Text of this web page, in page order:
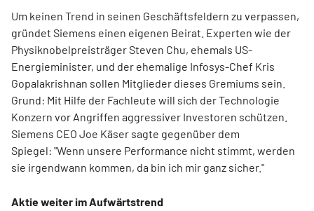
Um keinen Trend in seinen Geschäftsfeldern zu verpassen,
gründet Siemens einen eigenen Beirat. Experten wie der
Physiknobelpreisträger Steven Chu, ehemals US-
Energieminister, und der ehemalige Infosys-Chef Kris
Gopalakrishnan sollen Mitglieder dieses Gremiums sein.
Grund: Mit Hilfe der Fachleute will sich der Technologie
Konzern vor Angriffen aggressiver Investoren schützen.
Siemens CEO Joe Käser sagte gegenüber dem
Spiegel: "Wenn unsere Performance nicht stimmt, werden
sie irgendwann kommen, da bin ich mir ganz sicher."
Aktie weiter im Aufwärtstrend